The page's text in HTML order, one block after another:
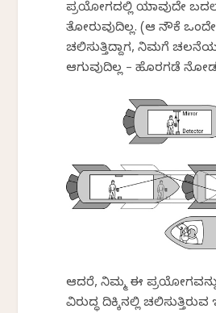
ಪ್ರಯೋಗದಲ್ಲಿ ಯಾವುದೇ
ತೋರುವುದಿಲ್ಲ. (ಆ ನೌಕೆ ಒಂದೇ
ಚಲಿಸುತ್ತಿದ್ದಾಗ, ನಿಮಗೆ
ಆಗುವುದಿಲ್ಲ – ಹೊರಗಡೆ
ಆದರೆ, ನಿಮ್ಮ ಈ
ವಿರುದ್ಧ ದಿಕ್ಕಿನಲ್ಲಿ ಚಲಿಸುತ್ತಿರುವ